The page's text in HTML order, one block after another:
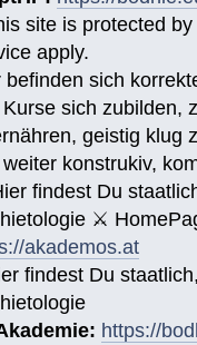
site is protected
apply.
befinden sich
Kurse sich zubilden,
geistig klug
konstrukiv,
findest Du
⚔
akademos.at
findest Du
https://